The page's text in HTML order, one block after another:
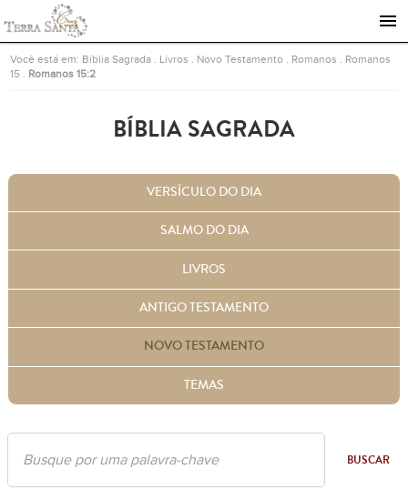
Ir para a página inicial
Você está em: Bíblia Sagrada Livros Novo Testamento Romanos
Romanos
15
Romanos 15:2
BÍBLIA SAGRADA
VERSÍCULO DO DIA
SALMO DO DIA
LIVROS
ANTIGO TESTAMENTO
NOVO TESTAMENTO
TEMAS
BUSCAR